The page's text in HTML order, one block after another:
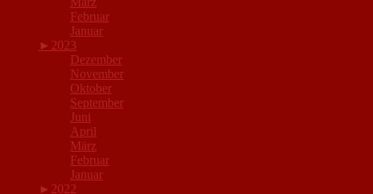
Februar
Januar
► 2023
Dezember
November
Oktober
September
Juni
April
März
Februar
Januar
► 2022